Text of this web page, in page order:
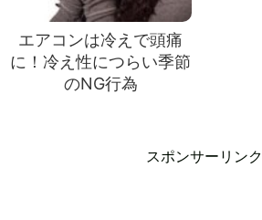
エアコンは冷えで頭痛
に！冷え性につらい季節
のNG行為
スポンサーリンク